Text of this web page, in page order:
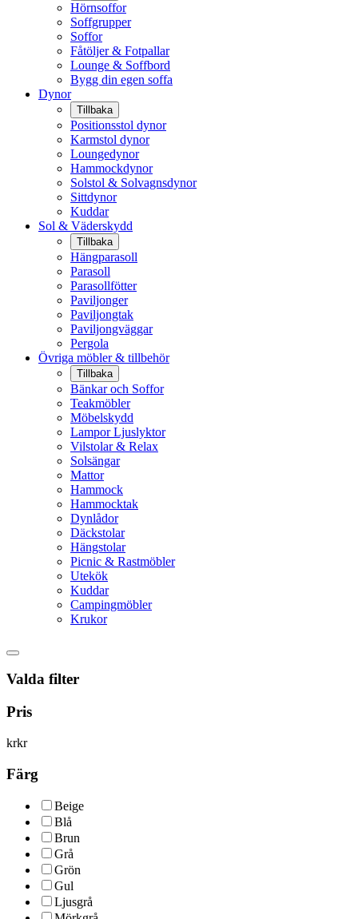
Hörnsoffor
Soffgrupper
Soffor
Fåtöljer & Fotpallar
Lounge & Soffbord
Bygg din egen soffa
Dynor
Tillbaka
Positionsstol dynor
Karmstol dynor
Loungedynor
Hammockdynor
Solstol & Solvagnsdynor
Sittdynor
Kuddar
Sol & Väderskydd
Tillbaka
Hängparasoll
Parasoll
Parasollfötter
Paviljonger
Paviljongtak
Paviljongväggar
Pergola
Övriga möbler & tillbehör
Tillbaka
Bänkar och Soffor
Teakmöbler
Möbelskydd
Lampor Ljuslyktor
Vilstolar & Relax
Solsängar
Mattor
Hammock
Hammocktak
Dynlådor
Däckstolar
Hängstolar
Picnic & Rastmöbler
Utekök
Kuddar
Campingmöbler
Krukor
Valda filter
Pris
krkr
Färg
Beige
Blå
Brun
Grå
Grön
Gul
Ljusgrå